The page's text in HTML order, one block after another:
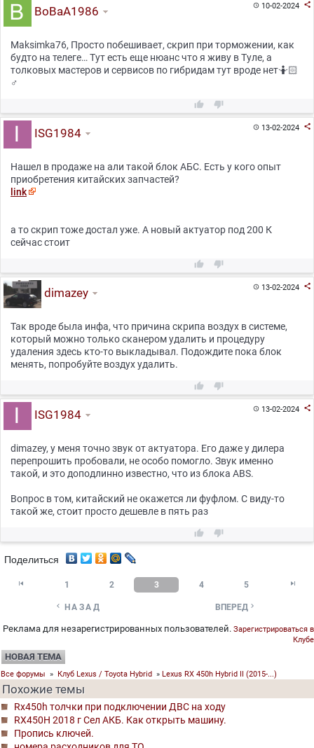
10-02-2024 
BoBaA1986
Maksimka76, Просто побешивает, скрип при торможении, как
будто на телеге… Тут есть еще нюанс что я живу в Туле, а
толковых мастеров и сервисов по гибридам тут вроде нет🤷🏻
♂
 
13-02-2024 
ISG1984
Нашел в продаже на али такой блок АБС. Есть у кого опыт
приобретения китайских запчастей?
link
а то скрип тоже достал уже. А новый актуатор под 200 К
сейчас стоит
 
13-02-2024 
dimazey
Так вроде была инфа, что причина скрипа воздух в системе,
который можно только сканером удалить и процедуру
удаления здесь кто-то выкладывал. Подождите пока блок
менять, попробуйте воздух удалить.
 
13-02-2024 
ISG1984
dimazey, у меня точно звук от актуатора. Его даже у дилера
перепрошить пробовали, не особо помогло. Звук именно
такой, и это доподлинно известно, что из блока ABS.
Вопрос в том, китайский не окажется ли фуфлом. С виду-то
такой же, стоит просто дешевле в пять раз
 
Поделиться
 1 2 3 4 5 
 НАЗАД ВПЕРЕД 
Реклама для незарегистрированных пользователей. Зарегистрироваться в
Клубе
НОВАЯ ТЕМА
Все форумы » Клуб Lexus / Toyota Hybrid » Lexus RX 450h Hybrid II (2015-...)
Похожие темы
Rx450h толчки при подключении ДВС на ходу
RX450H 2018 г Сел АКБ. Как открыть машину.
Пропись ключей.